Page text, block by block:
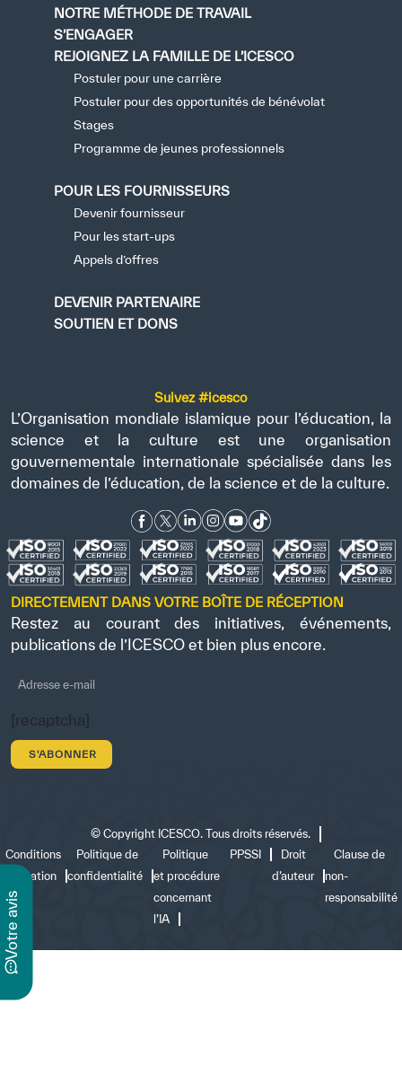
v
o
t
r
e
a
v
i
s
NOTRE MÉTHODE DE TRAVAIL
S’ENGAGER
REJOIGNEZ LA FAMILLE DE L’ICESCO
Postuler pour une carrière
Postuler pour des opportunités de bénévolat
Stages
Programme de jeunes professionnels
POUR LES FOURNISSEURS
Devenir fournisseur
Pour les start-ups
Appels d’offres
DEVENIR PARTENAIRE
SOUTIEN ET DONS
Suivez #icesco
L’Organisation mondiale islamique pour l’éducation, la
science et la culture est une organisation
gouvernementale internationale spécialisée dans les
domaines de l’éducation, de la science et de la culture.
DIRECTEMENT DANS VOTRE BOÎTE DE RÉCEPTION
Restez au courant des initiatives, événements,
publications de l’ICESCO et bien plus encore.
[recaptcha]
© Copyright ICESCO. Tous droits réservés.
Conditions
Politique de
confidentialité
Politique
et procédure
concernant
l’IA
PPSSI
Droit
d’auteur
Clause de
non-
responsabilité